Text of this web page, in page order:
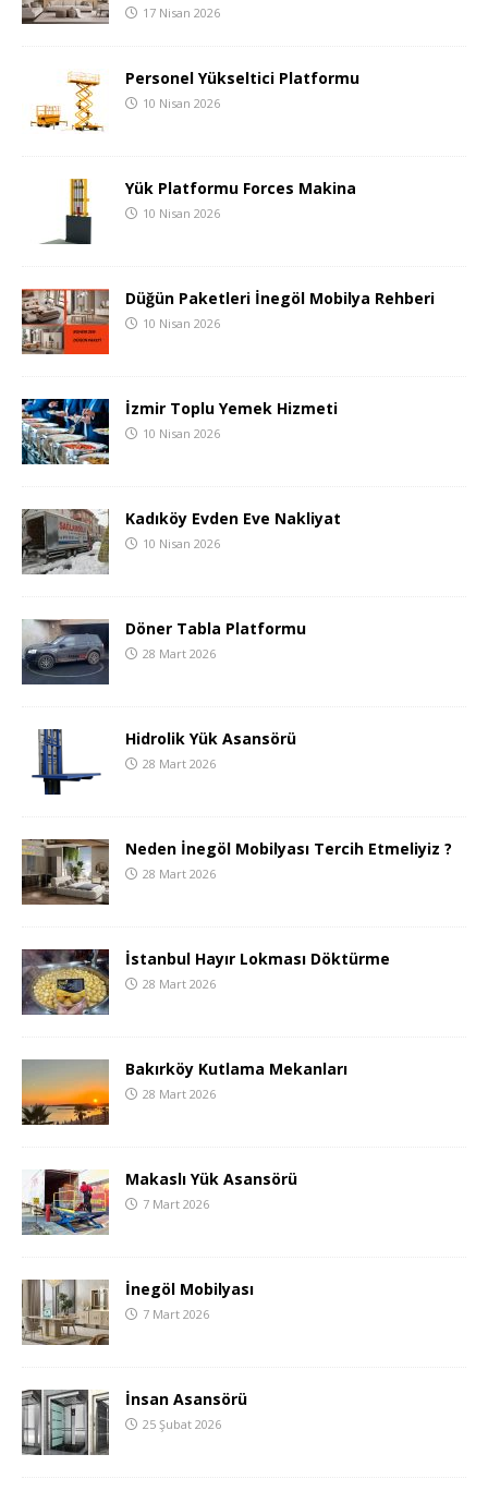
17 Nisan 2026
Personel Yükseltici Platformu
10 Nisan 2026
Yük Platformu Forces Makina
10 Nisan 2026
Düğün Paketleri İnegöl Mobilya Rehberi
10 Nisan 2026
İzmir Toplu Yemek Hizmeti
10 Nisan 2026
Kadıköy Evden Eve Nakliyat
10 Nisan 2026
Döner Tabla Platformu
28 Mart 2026
Hidrolik Yük Asansörü
28 Mart 2026
Neden İnegöl Mobilyası Tercih Etmeliyiz ?
28 Mart 2026
İstanbul Hayır Lokması Döktürme
28 Mart 2026
Bakırköy Kutlama Mekanları
28 Mart 2026
Makaslı Yük Asansörü
7 Mart 2026
İnegöl Mobilyası
7 Mart 2026
İnsan Asansörü
25 Şubat 2026